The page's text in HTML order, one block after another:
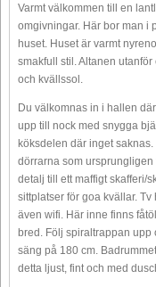
Varmt välkommen till en
omgivningar. Här bor man i
huset. Huset är varmt
smakfull stil. Altanen
och kvällssol.
Du välkomnas in i hallen
upp till nock med snygga
köksdelen där inget
dörrarna som
detalj till ett maffigt skafferi/
sittplatser för goa kvällar.
även wifi. Här inne finns
bred. Följ spiraltrappan upp
säng på 180 cm.
detta ljust, fint och med